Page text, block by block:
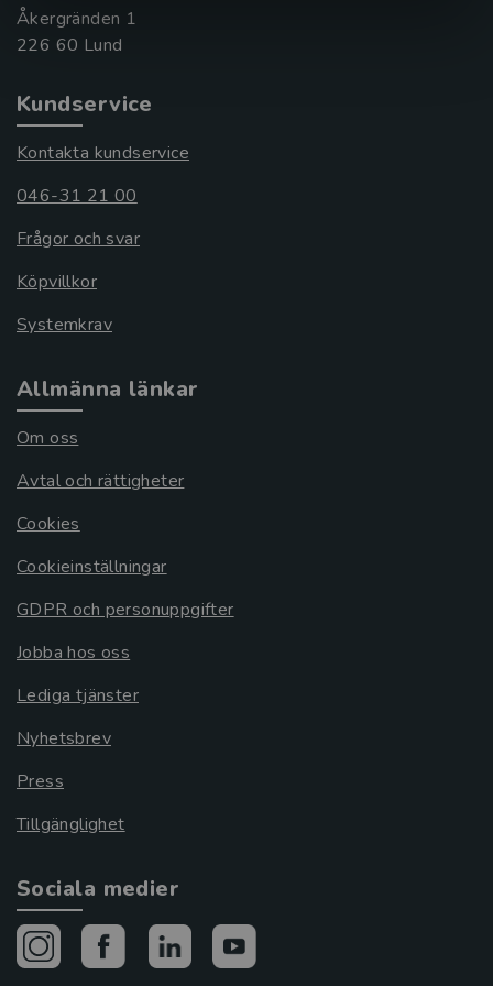
Åkergränden 1
Kundservice
Kontakta kundservice
046-31 21 00
Frågor och svar
Köpvillkor
Systemkrav
Allmänna länkar
Om oss
Avtal och rättigheter
Cookies
Cookieinställningar
GDPR och personuppgifter
Jobba hos oss
Lediga tjänster
Nyhetsbrev
Press
Tillgänglighet
Sociala medier